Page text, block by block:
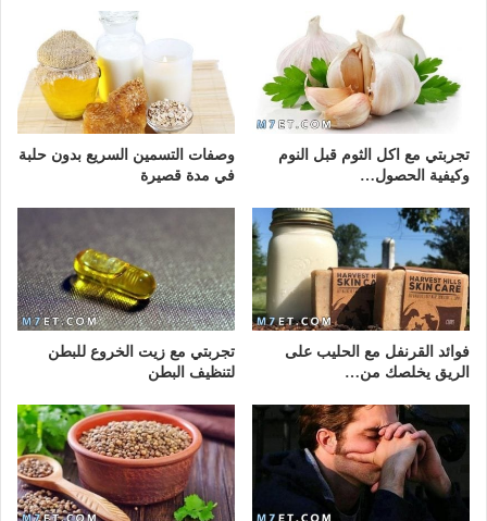
تجربتي مع اكل الثوم قبل النوم
وكيفية الحصول…
وصفات التسمين السريع بدون حلبة
في مدة قصيرة
فوائد القرنفل مع الحليب على
الريق يخلصك من…
تجربتي مع زيت الخروع للبطن
لتنظيف البطن